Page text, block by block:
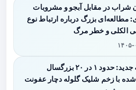
شراب در مقابل آبجو و مشروبات
مطالعه‌ای بزرگ درباره ارتباط نوع
الکلی و خطر مرگ
۱۹
مطالعه جدید: حدود ۱ در ۲۰ بزرگسال
با زخم شلیک گلوله دچار عفونت